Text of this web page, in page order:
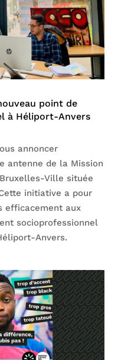
point de
à Héliport-Anvers
annoncer
antenne de la Mission
Ville située
initiative a pour
efficacement aux
socioprofessionnel
Anvers.